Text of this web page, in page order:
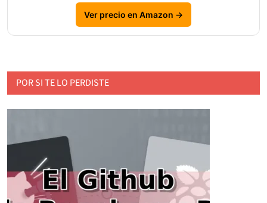
Ver precio en Amazon →
POR SI TE LO PERDISTE